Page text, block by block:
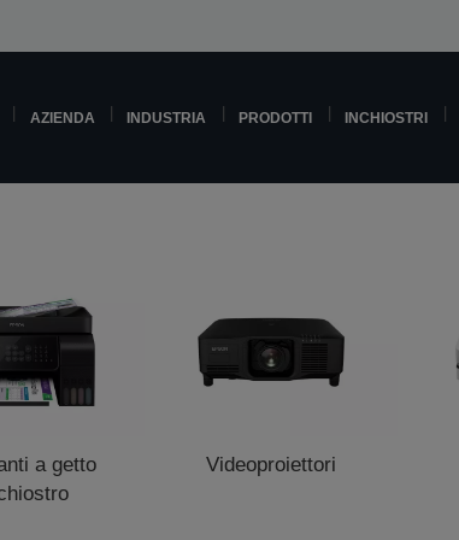
AZIENDA INDUSTRIA PRODOTTI INCHIOSTRI
a getto
Videoproiettori